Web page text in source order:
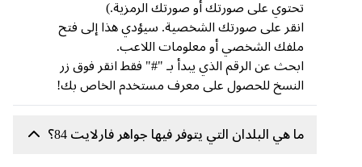
تحتوي على صورتك أو صورتك الرمزية.)
انقر على صورتك الشخصية. سيؤدي هذا إلى فتح
ملفك الشخصي أو معلومات اللاعب.
ابحث عن الرقم الذي يبدأ بـ "#" فقط انقر فوق زر
النسخ للحصول على معرف مستخدم الخاص بك!
ما هي البلدان التي يتوفر فيها جواهر فارلايت 84؟